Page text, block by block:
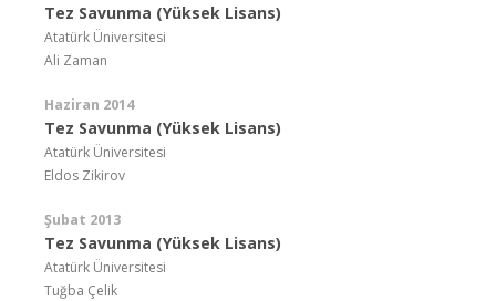
Tez Savunma (Yüksek Lisans)
Atatürk Üniversitesi
Ali Zaman
Haziran 2014
Tez Savunma (Yüksek Lisans)
Atatürk Üniversitesi
Eldos Zikirov
Şubat 2013
Tez Savunma (Yüksek Lisans)
Atatürk Üniversitesi
Tuğba Çelik